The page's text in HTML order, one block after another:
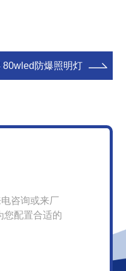
80wled防爆照明灯
咨询或来厂
您配置合适的